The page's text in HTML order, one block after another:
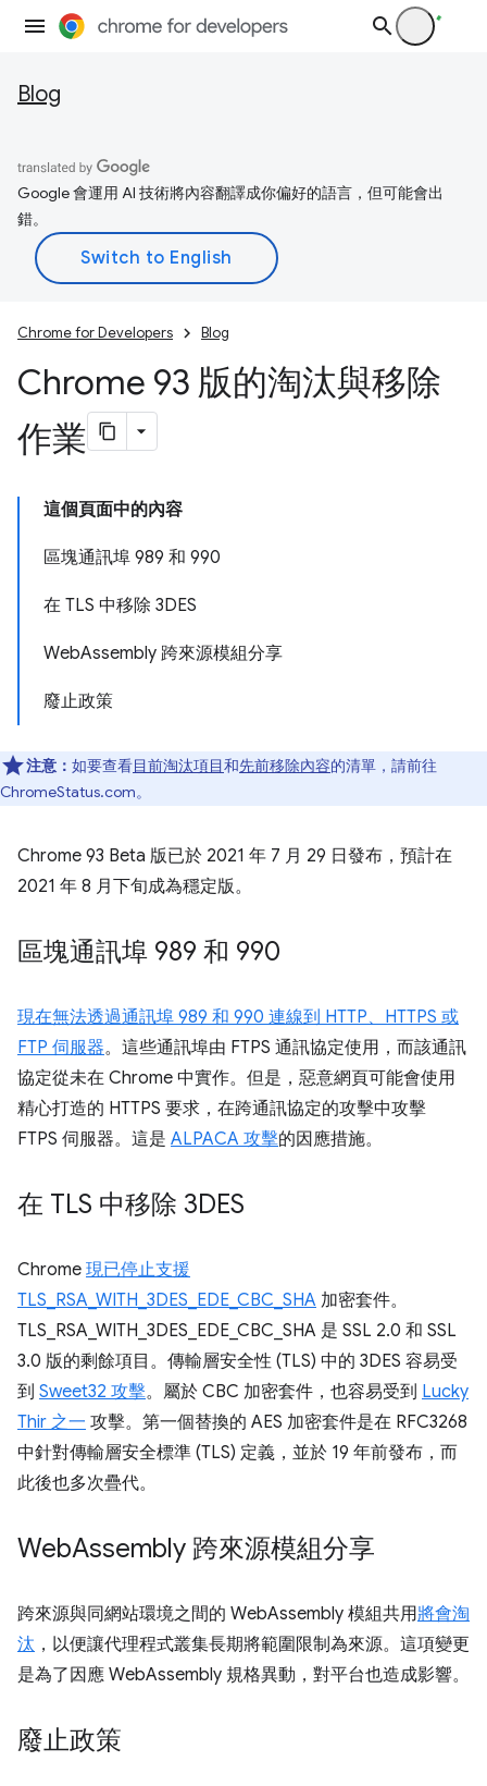
Blog
Google 會運用 AI 技術將內容翻譯成你偏好的語言，但可能會出
錯。
Chrome for Developers Blog
Chrome 93 版的淘汰與移除
作業
這個頁面中的內容
區塊通訊埠 989 和 990
在 TLS 中移除 3DES
WebAssembly 跨來源模組分享
廢止政策
注意： 如要查看目前淘汰項目和先前移除內容的清單，請前往
ChromeStatus.com。
Chrome 93 Beta 版已於 2021 年 7 月 29 日發布，預計在
2021 年 8 月下旬成為穩定版。
區塊通訊埠 989 和 990
現在無法透過通訊埠 989 和 990 連線到 HTTP、HTTPS 或
FTP 伺服器。這些通訊埠由 FTPS 通訊協定使用，而該通訊
協定從未在 Chrome 中實作。但是，惡意網頁可能會使用
精心打造的 HTTPS 要求，在跨通訊協定的攻擊中攻擊
FTPS 伺服器。這是 ALPACA 攻擊的因應措施。
在 TLS 中移除 3DES
Chrome 現已停止支援
TLS_RSA_WITH_3DES_EDE_CBC_SHA 加密套件。
TLS_RSA_WITH_3DES_EDE_CBC_SHA 是 SSL 2.0 和 SSL
3.0 版的剩餘項目。傳輸層安全性 (TLS) 中的 3DES 容易受
到 Sweet32 攻擊。屬於 CBC 加密套件，也容易受到 Lucky
Thir 之一 攻擊。第一個替換的 AES 加密套件是在 RFC3268
中針對傳輸層安全標準 (TLS) 定義，並於 19 年前發布，而
此後也多次疊代。
WebAssembly 跨來源模組分享
跨來源與同網站環境之間的 WebAssembly 模組共用將會淘
汰 ，以便讓代理程式叢集長期將範圍限制為來源。這項變更
是為了因應 WebAssembly 規格異動，對平台也造成影響。
廢止政策